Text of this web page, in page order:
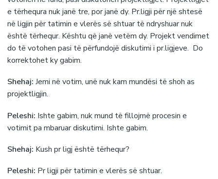
e tërhequra nuk janë tre, por janë dy. Pr.ligji për një shtesë
në ligjin për tatimin e vlerës së shtuar të ndryshuar nuk
është tërhequr. Kështu që janë vetëm dy. Projekt vendimet
do të votohen pasi të përfundojë diskutimi i pr.ligjeve. Do
korrektohet ky gabim.
Shehaj: Jemi në votim, unë nuk kam mundësi të shoh as
projektligjin.
Peleshi: Ishte gabim, nuk mund të fillojmë procesin e
votimit pa mbaruar diskutimi. Ishte gabim.
Shehaj: Kush pr ligj është tërhequr?
Peleshi: Pr ligji për tatimin e vlerës së shtuar.